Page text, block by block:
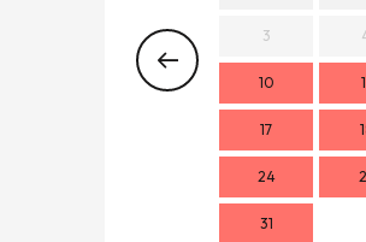
3
10
17
24
31